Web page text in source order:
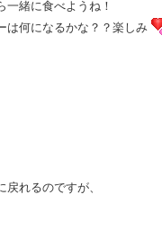
一緒に食べようね！
は何になるかな？？楽しみ
れるのですが、